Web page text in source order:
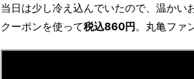
当日は少し冷え込んでいたので、温かい
クーポンを使って税込860円。丸亀ファ